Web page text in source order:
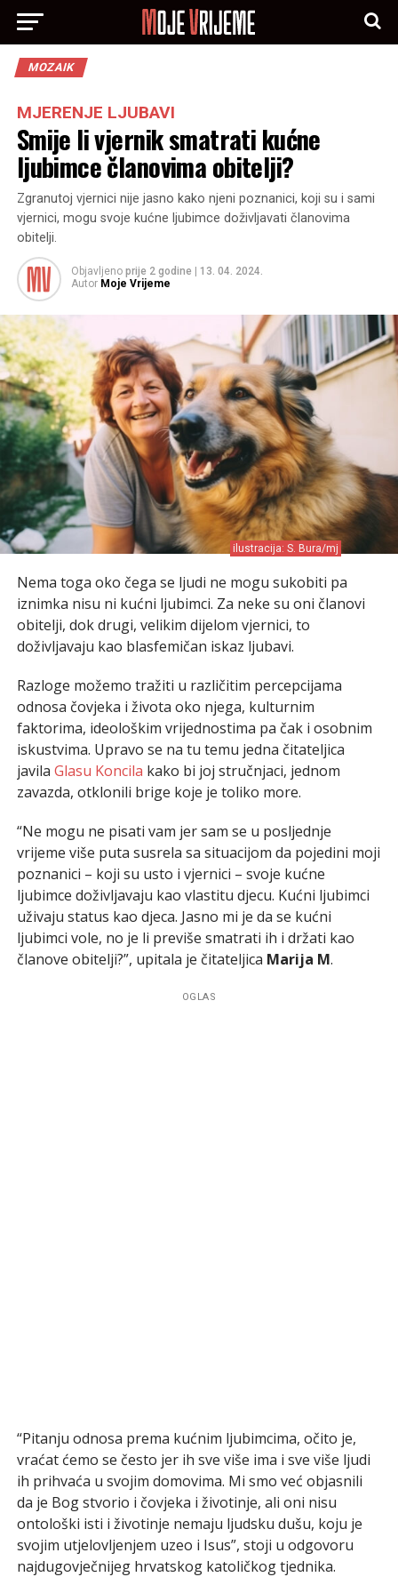
MOZAIK
MJERENJE LJUBAVI
Smije li vjernik smatrati kućne
ljubimce članovima obitelji?
Zgranutoj vjernici nije jasno kako njeni poznanici, koji su i sami
vjernici, mogu svoje kućne ljubimce doživljavati članovima
obitelji.
Objavljeno prije 2 godine
13. 04. 2024.
Autor Moje Vrijeme
ilustracija: S. Bura/mj
Nema toga oko čega se ljudi ne mogu sukobiti pa
iznimka nisu ni kućni ljubimci. Za neke su oni članovi
obitelji, dok drugi, velikim dijelom vjernici, to
doživljavaju kao blasfemičan iskaz ljubavi.
Razloge možemo tražiti u različitim percepcijama
odnosa čovjeka i života oko njega, kulturnim
faktorima, ideološkim vrijednostima pa čak i osobnim
iskustvima. Upravo se na tu temu jedna čitateljica
javila Glasu Koncila kako bi joj stručnjaci, jednom
zavazda, otklonili brige koje je toliko more.
“Ne mogu ne pisati vam jer sam se u posljednje
vrijeme više puta susrela sa situacijom da pojedini moji
poznanici – koji su usto i vjernici – svoje kućne
ljubimce doživljavaju kao vlastitu djecu. Kućni ljubimci
uživaju status kao djeca. Jasno mi je da se kućni
ljubimci vole, no je li previše smatrati ih i držati kao
članove obitelji?”, upitala je čitateljica Marija M.
OGLAS
“Pitanju odnosa prema kućnim ljubimcima, očito je,
vraćat ćemo se često jer ih sve više ima i sve više ljudi
ih prihvaća u svojim domovima. Mi smo već objasnili
da je Bog stvorio i čovjeka i životinje, ali oni nisu
ontološki isti i životinje nemaju ljudsku dušu, koju je
svojim utjelovljenjem uzeo i Isus”, stoji u odgovoru
najdugovječnijeg hrvatskog katoličkog tjednika.